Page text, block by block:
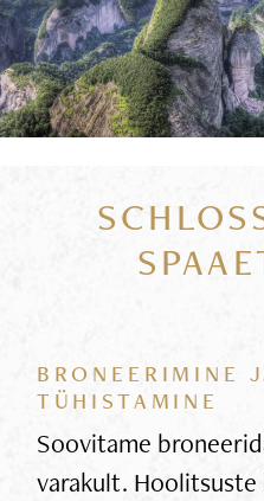
BRONEERIMINE
TÜHISTAMINE
Soovitame
varakult.